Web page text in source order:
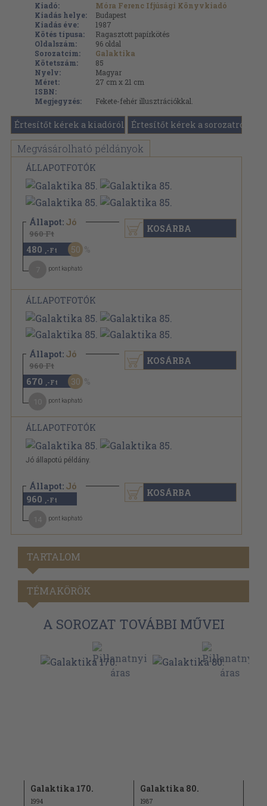
Kiadó:
Móra Ferenc Ifjúsági Könyvkiadó
Kiadás helye:
Budapest
Kiadás éve:
1987
Kötés típusa:
Ragasztott papírkötés
Oldalszám:
96 oldal
Sorozatcím:
Galaktika
Kötetszám:
85
Nyelv:
Magyar
Méret:
27 cm x 21 cm
ISBN:
Megjegyzés:
Fekete-fehér illusztrációkkal.
Értesítőt kérek a kiadóról Értesítőt kérek a sorozatról
Megvásárolható példányok
ÁLLAPOTFOTÓK
Állapot: Jó
960 Ft
480 ,-Ft 50
pont kapható
KOSÁRBA
ÁLLAPOTFOTÓK
Állapot: Jó
960 Ft
670 ,-Ft 30
pont kapható
KOSÁRBA
ÁLLAPOTFOTÓK
Jó állapotú példány.
Állapot: Jó
960 ,-Ft
pont kapható
KOSÁRBA
TARTALOM
TÉMAKÖRÖK
A SOROZAT TOVÁBBI MŰVEI
Galaktika 170.
1994
Galaktika 80.
1987